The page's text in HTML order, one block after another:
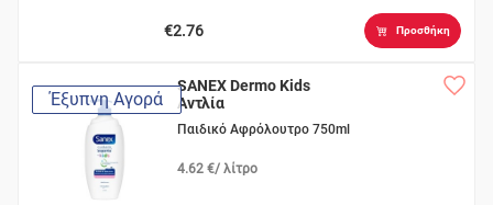
€2.76 Προσθήκη
Έξυπνη Αγορά
SANEX Dermo Kids
Αντλία
Παιδικό Αφρόλουτρο 750ml
4.62 €/ λίτρο